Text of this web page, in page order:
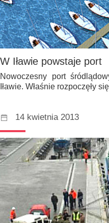
W Iławie powstaje port
Nowoczesny port
Iławie. Właśnie rozpoczęły
14 kwietnia 2013